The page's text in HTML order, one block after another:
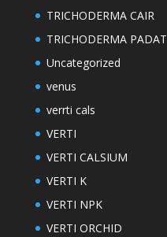
TRICHODERMA CAIR
TRICHODERMA PADAT
Uncategorized
venus
verrti cals
VERTI
VERTI CALSIUM
VERTI K
VERTI NPK
VERTI ORCHID